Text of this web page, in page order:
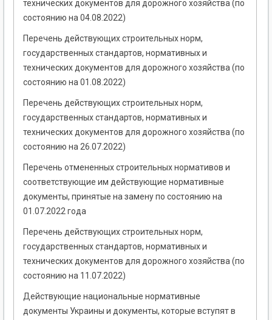
технических документов для дорожного хозяйства (по
состоянию на 04.08.2022)
Перечень действующих строительных норм,
государственных стандартов, нормативных и
технических документов для дорожного хозяйства (по
состоянию на 01.08.2022)
Перечень действующих строительных норм,
государственных стандартов, нормативных и
технических документов для дорожного хозяйства (по
состоянию на 26.07.2022)
Перечень отмененных строительных нормативов и
соответствующие им действующие нормативные
документы, принятые на замену по состоянию на
01.07.2022 года
Перечень действующих строительных норм,
государственных стандартов, нормативных и
технических документов для дорожного хозяйства (по
состоянию на 11.07.2022)
Действующие национальные нормативные
документы Украины и документы, которые вступят в